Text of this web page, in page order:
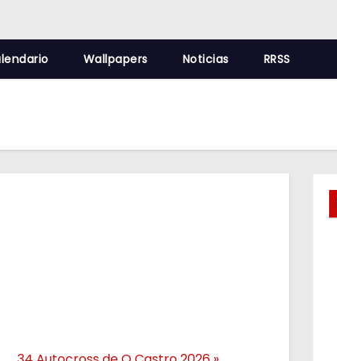
Wallpapers Noticias RRSS